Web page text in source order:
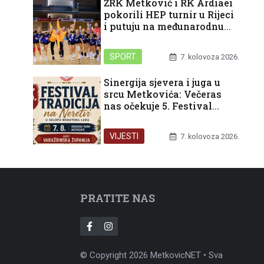
ŽRK Metković i RK Ardiaei
pokorili HEP turnir u Rijeci
i putuju na međunarodnu
SPORT 7. kolovoza 2026.
Sinergija sjevera i juga u
srcu Metkovića: Večeras
nas očekuje 5. Festival
VIJESTI 7. kolovoza 2026.
PRATITE NAS
© Copyright 2026 MetkovicNET • Sva